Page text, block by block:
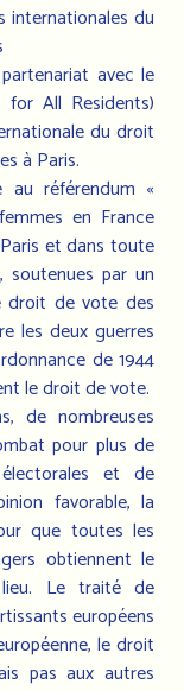
internationales du
avec le
for All Residents)
du droit
à Paris.
référendum «
en France
et dans toute
soutenues par un
droit de vote des
les deux guerres
de 1944
le droit de vote.
de nombreuses
pour plus de
et de
favorable, la
que toutes les
obtiennent le
Le traité de
européens
le droit
pas aux autres